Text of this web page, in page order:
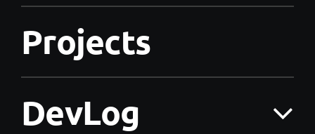
Projects
DevLog